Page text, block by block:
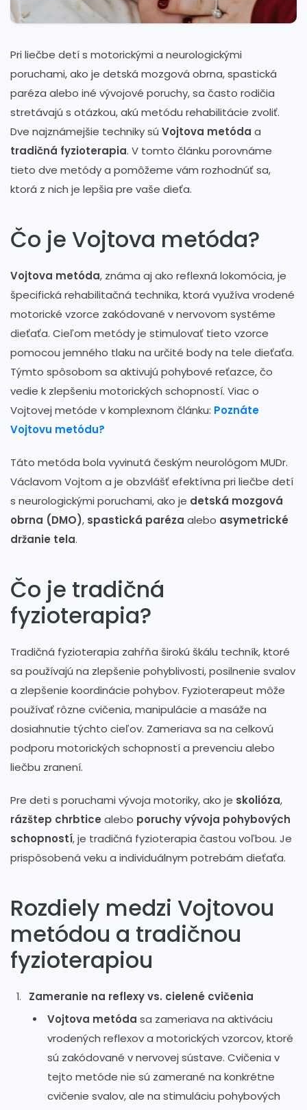
Pri liečbe detí s motorickými a neurologickými
poruchami, ako je detská mozgová obrna, spastická
paréza alebo iné vývojové poruchy, sa často rodičia
stretávajú s otázkou, akú metódu rehabilitácie zvoliť.
Dve najznámejšie techniky sú Vojtova metóda a
tradičná fyzioterapia. V tomto článku porovnáme
tieto dve metódy a pomôžeme vám rozhodnúť sa,
ktorá z nich je lepšia pre vaše dieťa.
Čo je Vojtova metóda?
Vojtova metóda, známa aj ako reflexná lokomócia, je
špecifická rehabilitačná technika, ktorá využíva vrodené
motorické vzorce zakódované v nervovom systéme
dieťaťa. Cieľom metódy je stimulovať tieto vzorce
pomocou jemného tlaku na určité body na tele dieťaťa.
Týmto spôsobom sa aktivujú pohybové reťazce, čo
vedie k zlepšeniu motorických schopností. Viac o
Vojtovej metóde v komplexnom článku: Poznáte
Vojtovu metódu?
Táto metóda bola vyvinutá českým neurológom MUDr.
Václavom Vojtom a je obzvlášť efektívna pri liečbe detí
s neurologickými poruchami, ako je detská mozgová
obrna (DMO), spastická paréza alebo asymetrické
držanie tela.
Čo je tradičná
fyzioterapia?
Tradičná fyzioterapia zahŕňa širokú škálu techník, ktoré
sa používajú na zlepšenie pohyblivosti, posilnenie svalov
a zlepšenie koordinácie pohybov. Fyzioterapeut môže
používať rôzne cvičenia, manipulácie a masáže na
dosiahnutie týchto cieľov. Zameriava sa na celkovú
podporu motorických schopností a prevenciu alebo
liečbu zranení.
Pre deti s poruchami vývoja motoriky, ako je skolióza,
rázštep chrbtice alebo poruchy vývoja pohybových
schopností, je tradičná fyzioterapia častou voľbou. Je
prispôsobená veku a individuálnym potrebám dieťaťa.
Rozdiely medzi Vojtovou
metódou a tradičnou
fyzioterapiou
Zameranie na reflexy vs. cielené cvičenia
Vojtova metóda sa zameriava na aktiváciu
vrodených reflexov a motorických vzorcov, ktoré
sú zakódované v nervovej sústave. Cvičenia v
tejto metóde nie sú zamerané na konkrétne
cvičenie svalov, ale na stimuláciu pohybových